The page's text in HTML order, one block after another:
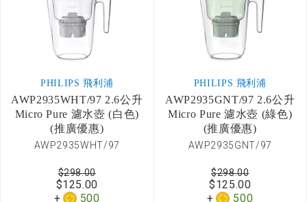
PHILIPS 飛利浦
AWP2935WHT/97 2.6公升
Micro Pure 濾水壺 (白色)
(推廣優惠)
AWP2935WHT/97
$125.00
500
$298.00
PHILIPS 飛利浦
AWP2935GNT/97 2.6公升
Micro Pure 濾水壺 (綠色)
(推廣優惠)
AWP2935GNT/97
$125.00
500
$298.00